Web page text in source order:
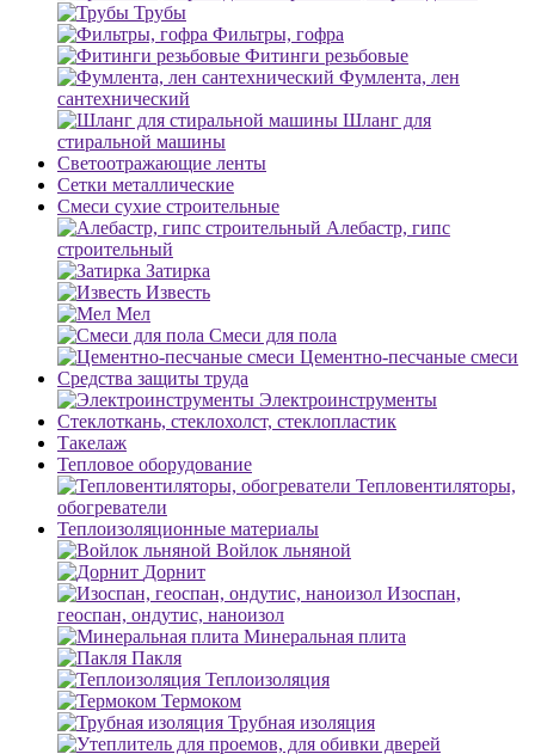
Трубы
Фильтры, гофра
Фитинги резьбовые
Фумлента, лен
сантехнический
Шланг для
стиральной машины
Светоотражающие ленты
Сетки металлические
Смеси сухие строительные
Алебастр, гипс
строительный
Затирка
Известь
Мел
Смеси для пола
Цементно-песчаные смеси
Средства защиты труда
Электроинструменты
Стеклоткань, стеклохолст, стеклопластик
Такелаж
Тепловое оборудование
Тепловентиляторы,
обогреватели
Теплоизоляционные материалы
Войлок льняной
Дорнит
Изоспан,
геоспан, ондутис, наноизол
Минеральная плита
Пакля
Теплоизоляция
Термоком
Трубная изоляция